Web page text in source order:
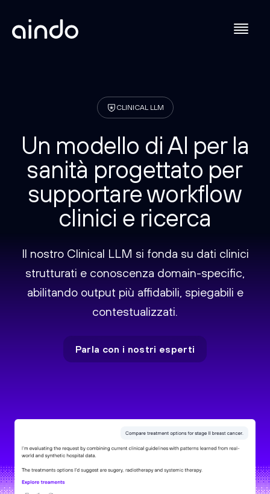
CLINICAL LLM
Un modello di AI per la
sanità progettato per
supportare workflow
clinici e ricerca
Il nostro Clinical LLM si fonda su dati clinici
strutturati e conoscenza domain-specific,
abilitando output più affidabili, spiegabili e
contestualizzati.
Parla con i nostri esperti